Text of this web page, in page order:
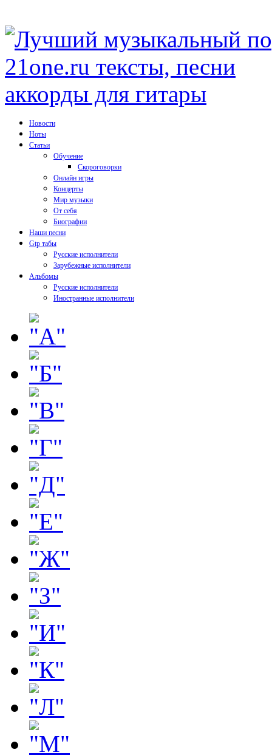
Новости
Ноты
Статьи
Обучение
Скороговорки
Онлайн игры
Концерты
Мир музыки
От себя
Биографии
Наши песни
Gtp табы
Русские исполнители
Зарубежные исполнители
Альбомы
Русские исполнители
Иностранные исполнители